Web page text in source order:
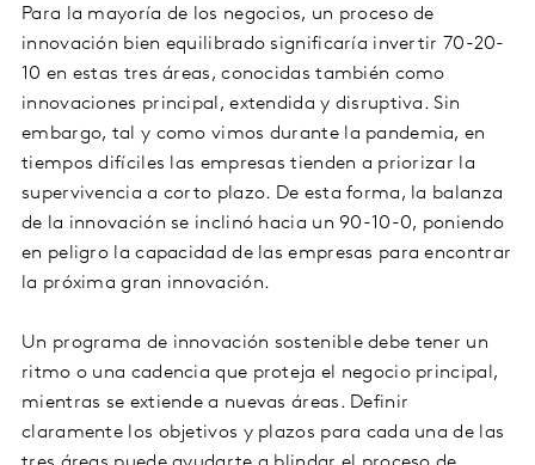
Para la mayoría de los negocios, un proceso de
innovación bien equilibrado significaría invertir 70-20-
10 en estas tres áreas, conocidas también como
innovaciones principal, extendida y disruptiva. Sin
embargo, tal y como vimos durante la pandemia, en
tiempos difíciles las empresas tienden a priorizar la
supervivencia a corto plazo. De esta forma, la balanza
de la innovación se inclinó hacia un 90-10-0, poniendo
en peligro la capacidad de las empresas para encontrar
la próxima gran innovación.
Un programa de innovación sostenible debe tener un
ritmo o una cadencia que proteja el negocio principal,
mientras se extiende a nuevas áreas. Definir
claramente los objetivos y plazos para cada una de las